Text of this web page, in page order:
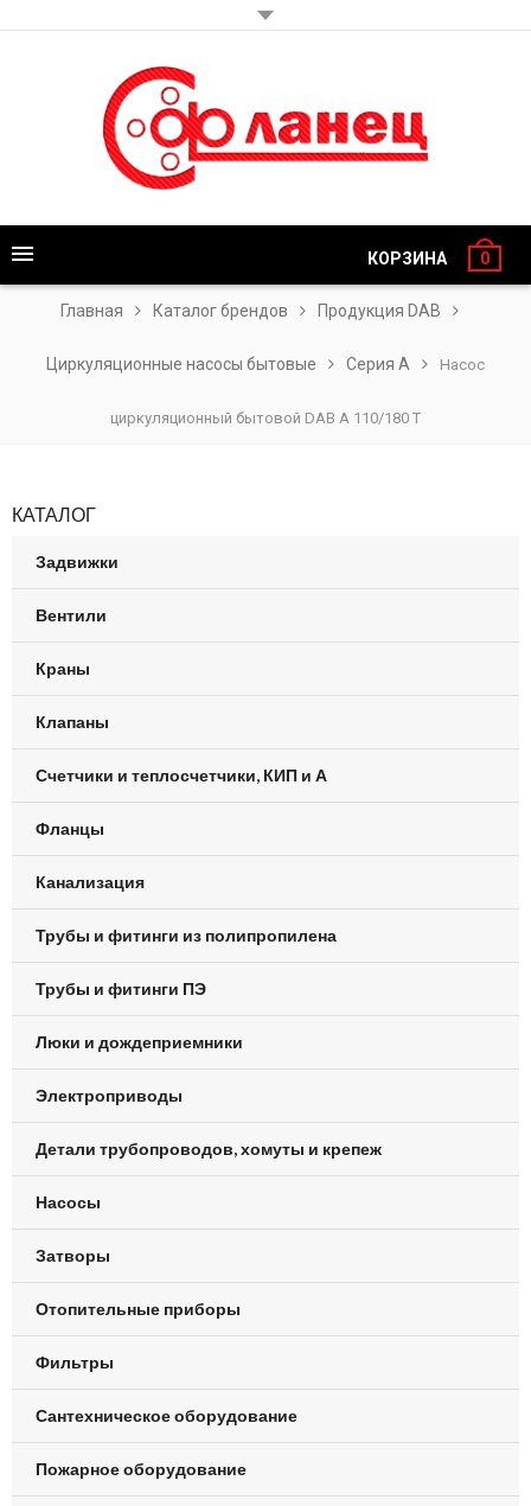
КОРЗИНА 0
Главная Каталог брендов Продукция DAB
Циркуляционные насосы бытовые Серия A Насос
циркуляционный бытовой DAB A 110/180 T
КАТАЛОГ
Задвижки
Вентили
Краны
Клапаны
Счетчики и теплосчетчики, КИП и А
Фланцы
Канализация
Трубы и фитинги из полипропилена
Трубы и фитинги ПЭ
Люки и дождеприемники
Электроприводы
Детали трубопроводов, хомуты и крепеж
Насосы
Затворы
Отопительные приборы
Фильтры
Сантехническое оборудование
Пожарное оборудование